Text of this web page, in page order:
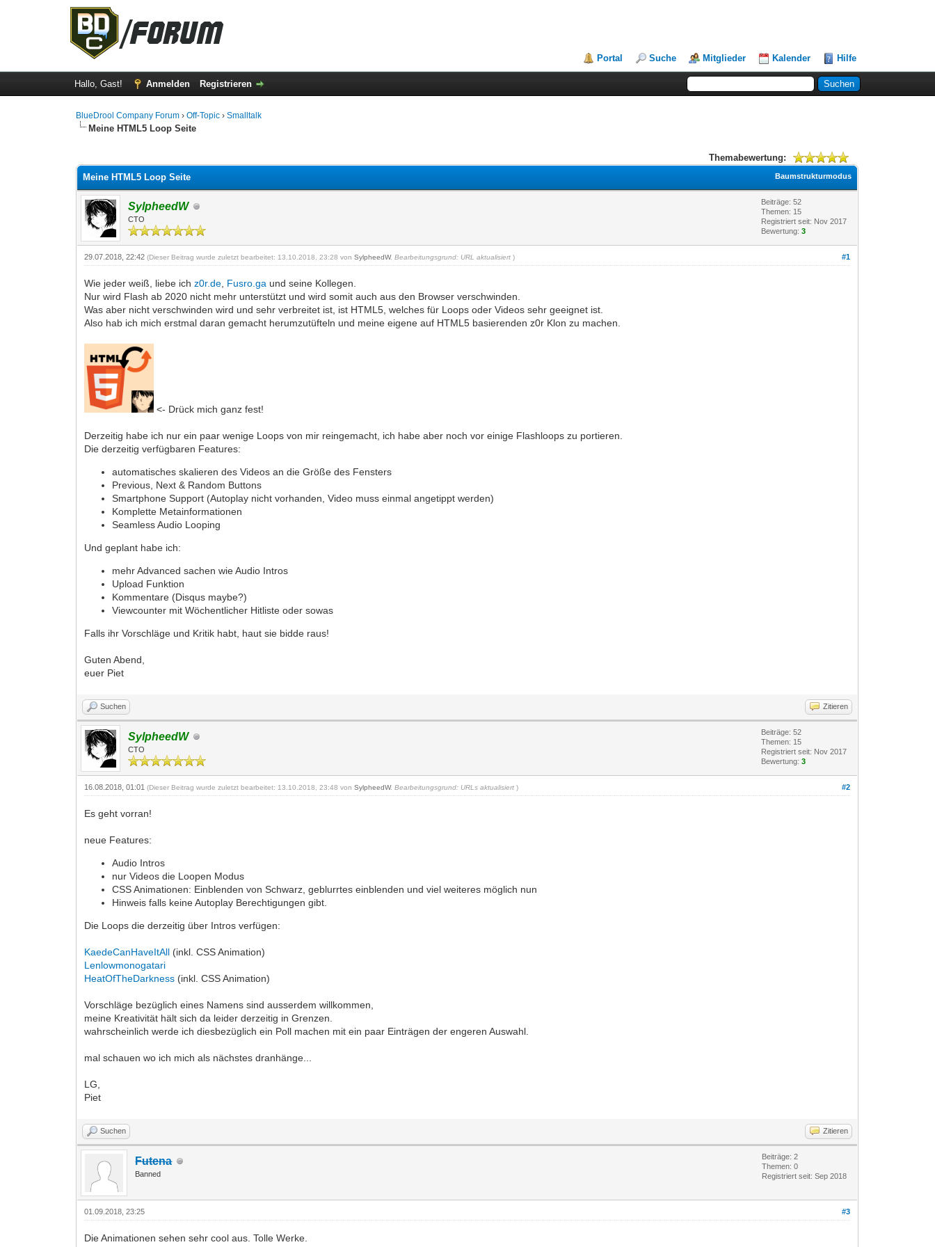
Portal Suche Mitglieder Kalender Hilfe
Hallo, Gast! Anmelden Registrieren
BlueDrool Company Forum ›Off-Topic ›Smalltalk
Meine HTML5 Loop Seite
Themabewertung:
Baumstrukturmodus
Meine HTML5 Loop Seite
SylpheedW
CTO
Beiträge: 52
Themen: 15
Registriert seit: Nov 2017
Bewertung:3
#1
29.07.2018, 22:42(Dieser Beitrag wurde zuletzt bearbeitet: 13.10.2018, 23:28 vonSylpheedW. Bearbeitungsgrund: URL aktualisiert )
Wie jeder weiß, liebe ichz0r.de Fusro.ga und seine Kollegen.
Nur wird Flash ab 2020 nicht mehr unterstützt und wird somit auch aus den Browser verschwinden.
Was aber nicht verschwinden wird und sehr verbreitet ist, ist HTML5, welches für Loops oder Videos sehr geeignet ist.
Also hab ich mich erstmal daran gemacht herumzutüfteln und meine eigene auf HTML5 basierenden z0r Klon zu machen.
<- Drück mich ganz fest!
Derzeitig habe ich nur ein paar wenige Loops von mir reingemacht, ich habe aber noch vor einige Flashloops zu portieren.
Die derzeitig verfügbaren Features:
automatisches skalieren des Videos an die Größe des Fensters
Previous, Next & Random Buttons
Smartphone Support (Autoplay nicht vorhanden, Video muss einmal angetippt werden)
Komplette Metainformationen
Seamless Audio Looping
Und geplant habe ich:
mehr Advanced sachen wie Audio Intros
Upload Funktion
Kommentare (Disqus maybe?)
Viewcounter mit Wöchentlicher Hitliste oder sowas
Falls ihr Vorschläge und Kritik habt, haut sie bidde raus!
Guten Abend,
euer Piet
Suchen Zitieren
SylpheedW
CTO
Beiträge: 52
Themen: 15
Registriert seit: Nov 2017
Bewertung:3
#2
16.08.2018, 01:01(Dieser Beitrag wurde zuletzt bearbeitet: 13.10.2018, 23:48 vonSylpheedW. Bearbeitungsgrund: URLs aktualisiert )
Es geht vorran!
neue Features:
Audio Intros
nur Videos die Loopen Modus
CSS Animationen: Einblenden von Schwarz, geblurrtes einblenden und viel weiteres möglich nun
Hinweis falls keine Autoplay Berechtigungen gibt.
Die Loops die derzeitig über Intros verfügen:
KaedeCanHaveItAll (inkl. CSS Animation)
Lenlowmonogatari
HeatOfTheDarkness (inkl. CSS Animation)
Vorschläge bezüglich eines Namens sind ausserdem willkommen,
meine Kreativität hält sich da leider derzeitig in Grenzen.
wahrscheinlich werde ich diesbezüglich ein Poll machen mit ein paar Einträgen der engeren Auswahl.
mal schauen wo ich mich als nächstes dranhänge...
LG,
Piet
Suchen Zitieren
Futena
Banned
Beiträge: 2
Themen: 0
Registriert seit: Sep 2018
#3
01.09.2018, 23:25
Die Animationen sehen sehr cool aus. Tolle Werke.